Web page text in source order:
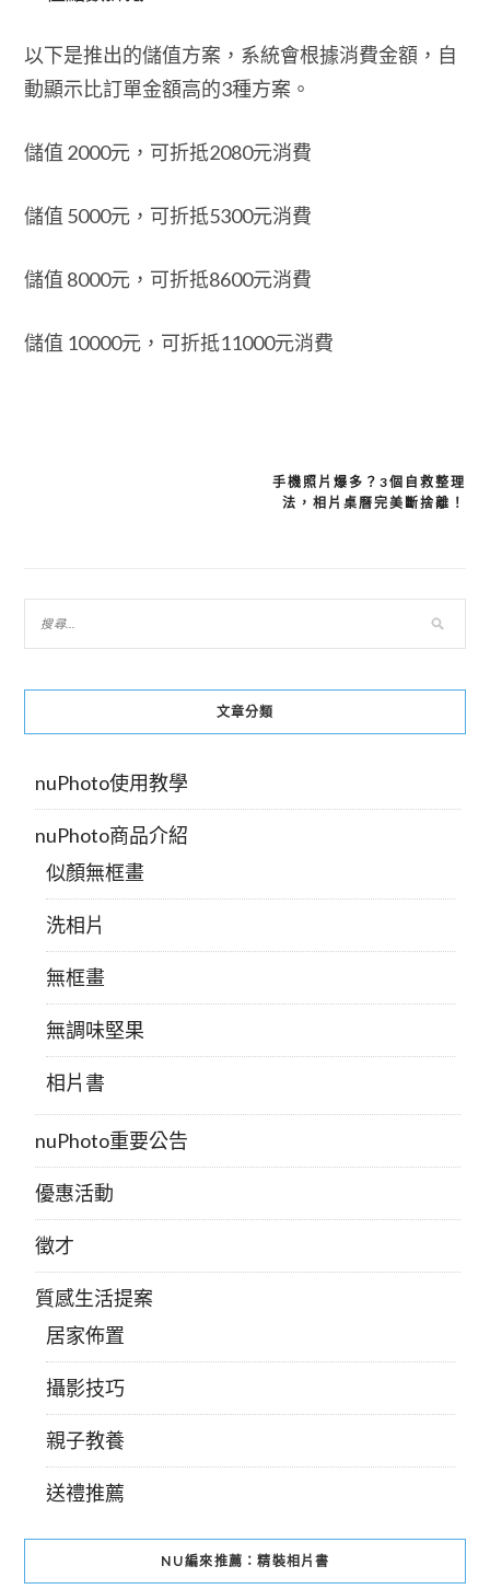
以下是推出的儲值方案，系統會根據消費金額，自
動顯示比訂單金額高的3種方案。
儲值 2000元，可折抵2080元消費
儲值 5000元，可折抵5300元消費
儲值 8000元，可折抵8600元消費
儲值 10000元，可折抵11000元消費
覽
手機照片爆多？3個自救整理
法，相片桌曆完美斷捨離！
文章分類
nuPhoto使用教學
nuPhoto商品介紹
似顏無框畫
洗相片
無框畫
無調味堅果
相片書
nuPhoto重要公告
優惠活動
徵才
質感生活提案
居家佈置
攝影技巧
親子教養
送禮推薦
NU編來推薦：精裝相片書